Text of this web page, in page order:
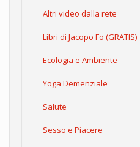
Altri video dalla rete
Libri di Jacopo Fo (GRATIS)
Ecologia e Ambiente
Yoga Demenziale
Salute
Sesso e Piacere